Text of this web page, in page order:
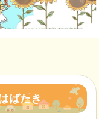
ばたき